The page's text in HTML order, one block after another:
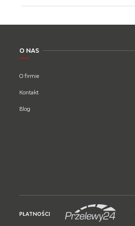
O NAS
O firmie
Kontakt
Blog
PŁATNOŚCI